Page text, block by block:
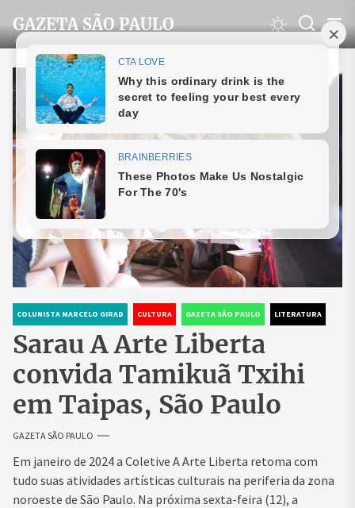
to
the
content
GAZETA SÃO PAULO
COLUNISTA MARCELO GIRAD CULTURA GAZETA SÃO PAULO LITERATURA
Sarau A Arte Liberta
convida Tamikuã Txihi
em Taipas, São Paulo
GAZETA SÃO PAULO
Em janeiro de 2024 a Coletive A Arte Liberta retoma com
tudo suas atividades artísticas culturais na periferia da zona
noroeste de São Paulo. Na próxima sexta-feira (12), a